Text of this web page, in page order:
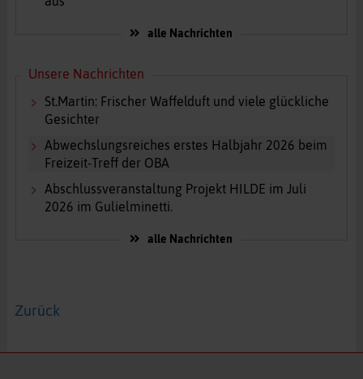
alle Nachrichten
Unsere Nachrichten
St.Martin: Frischer Waffelduft und viele glückliche
Gesichter
Abwechslungsreiches erstes Halbjahr 2026 beim
Freizeit-Treff der OBA
Abschlussveranstaltung Projekt HILDE im Juli
2026 im Gulielminetti.
alle Nachrichten
Zurück